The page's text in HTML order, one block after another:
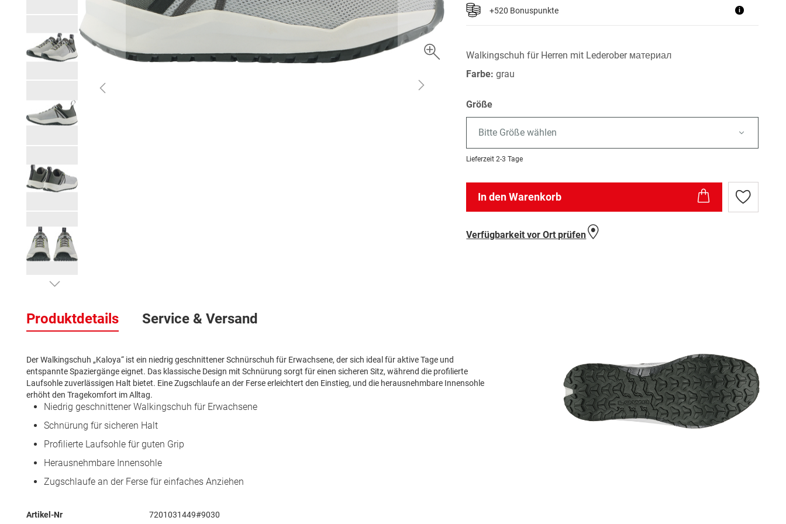
der
Bildergalerie
+520 Bonuspunkte i
Walkingschuh für Herren mit Lederober материал
Farbe:grau
Größe
Bitte Größe wählen
Lieferzeit 2-3 Tage
In den Warenkorb
Zur
Wunschliste
Verfügbarkeit vor Ort prüfen
Produktdetails
Der Walkingschuh „Kaloya“ ist ein niedrig geschnittener Schnürschuh für Erwachsene, der sich ideal für aktive Tage und
entspannte Spaziergänge eignet. Das klassische Design mit Schnürung sorgt für einen sicheren Sitz, während die profilierte
Laufsohle zuverlässigen Halt bietet. Eine Zugschlaufe an der Ferse erleichtert den Einstieg, und die herausnehmbare Innensohle
erhöht den Tragekomfort im Alltag.
Niedrig geschnittener Walkingschuh für Erwachsene
Schnürung für sicheren Halt
Profilierte Laufsohle für guten Grip
Herausnehmbare Innensohle
Zugschlaufe an der Ferse für einfaches Anziehen
Mehr
Artikel-Nr 7201031449#9030
Service & Versand